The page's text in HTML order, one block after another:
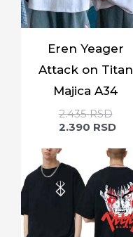
Eren Yeager
Attack on Titan
Majica A34
2.435RSD
2.390 RSD